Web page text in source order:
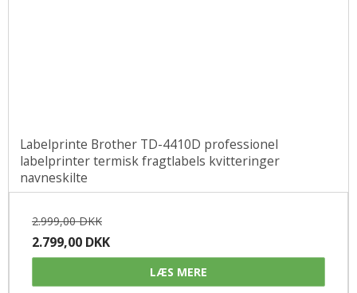
Labelprinte Brother TD-4410D professionel
labelprinter termisk fragtlabels kvitteringer
navneskilte
2.999,00 DKK
2.799,00 DKK
LÆS MERE